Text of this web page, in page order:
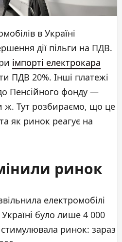
в Україні
дії пільги на ПДВ.
імпорті електрокара
ПДВ 20%. Інші платежі
Пенсійного фонду —
ж. Тут розбираємо, що це
як ринок реагує на
ринок
електромобілі
було лише 4 000
стимулювала ринок: зараз